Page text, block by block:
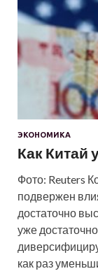
ЭКОНОМИКА
Как Китай
Фото: Reuters
подвержен
достаточно
уже
как раз